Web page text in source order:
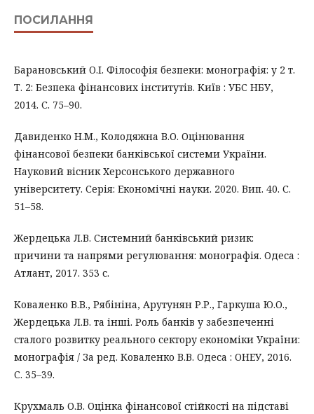
ПОСИЛАННЯ
Барановський О.І. Філософія безпеки: монографія: у 2 т.
Т. 2: Безпека фінансових інститутів. Київ : УБС НБУ,
2014. С. 75–90.
Давиденко Н.М., Колодяжна В.О. Оцінювання
фінансової безпеки банківської системи України.
Науковий вісник Херсонського державного
університету. Серія: Економічні науки. 2020. Вип. 40. С.
51–58.
Жердецька Л.В. Системний банківський ризик:
причини та напрями регулювання: монографія. Одеса :
Атлант, 2017. 353 с.
Коваленко В.В., Рябініна, Арутунян Р.Р., Гаркуша Ю.О.,
Жердецька Л.В. та інші. Роль банків у забезпеченні
сталого розвитку реального сектору економіки України:
монографія / За ред. Коваленко В.В. Одеса : ОНЕУ, 2016.
С. 35–39.
Крухмаль О.В. Оцінка фінансової стійкості на підставі